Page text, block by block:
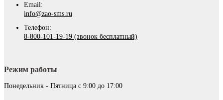
Email:
info@zao-sms.ru
Телефон:
8-800-101-19-19 (звонок бесплатный)
Режим работы
Понедельник - Пятница с 9:00 до 17:00